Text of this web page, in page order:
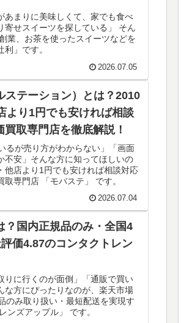
あまりに美味しくて、家でも食べ
寄せスイーツを探している」 そん
業、お茶を使ったスイーツなどを
」です。
2026.07.05
ステーション）とは？2010
より1円でも安ければ相談
取専門店を徹底解説！
るが売り方がわからない」「画面
不安」そんな方に知ってほしいの
他店より1円でも安ければ相談対応
専門店 「モバステ」 です。
2026.07.04
？国内正規品のみ・全国4
価4.87のコンタクトレン
りに行くのが面倒」「通販で買い
な方にぴったりなのが、楽天市場
のみ取り扱い・最短配送を実現す
ンズアップル」 です。